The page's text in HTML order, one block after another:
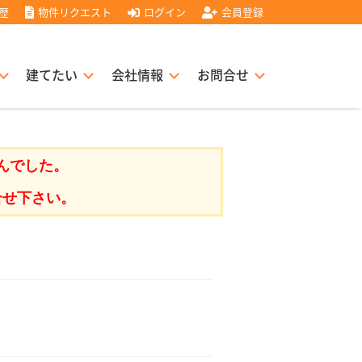
物件リクエスト ログイン 会員登録
建てたい 会社情報
経営理念
お問合せ
住宅販売協力店募集
した。
下さい。